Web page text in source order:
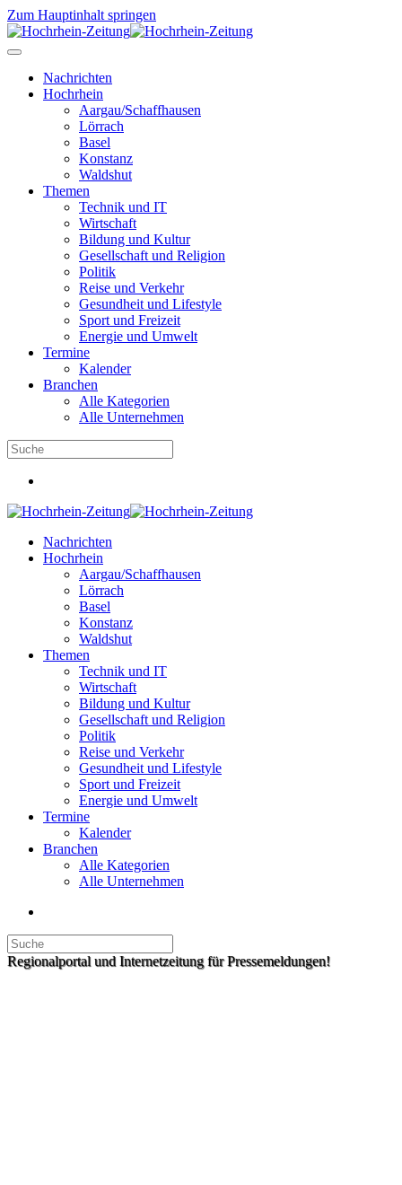
Zum Hauptinhalt springen
Nachrichten
Hochrhein
Aargau/Schaffhausen
Lörrach
Basel
Konstanz
Waldshut
Themen
Technik und IT
Wirtschaft
Bildung und Kultur
Gesellschaft und Religion
Politik
Reise und Verkehr
Gesundheit und Lifestyle
Sport und Freizeit
Energie und Umwelt
Termine
Kalender
Branchen
Alle Kategorien
Alle Unternehmen
Nachrichten
Hochrhein
Aargau/Schaffhausen
Lörrach
Basel
Konstanz
Waldshut
Themen
Technik und IT
Wirtschaft
Bildung und Kultur
Gesellschaft und Religion
Politik
Reise und Verkehr
Gesundheit und Lifestyle
Sport und Freizeit
Energie und Umwelt
Termine
Kalender
Branchen
Alle Kategorien
Alle Unternehmen
Regionalportal und Internetzeitung für Pressemeldungen!